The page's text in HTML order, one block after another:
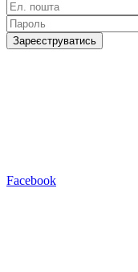
Зареєструватись
Facebook